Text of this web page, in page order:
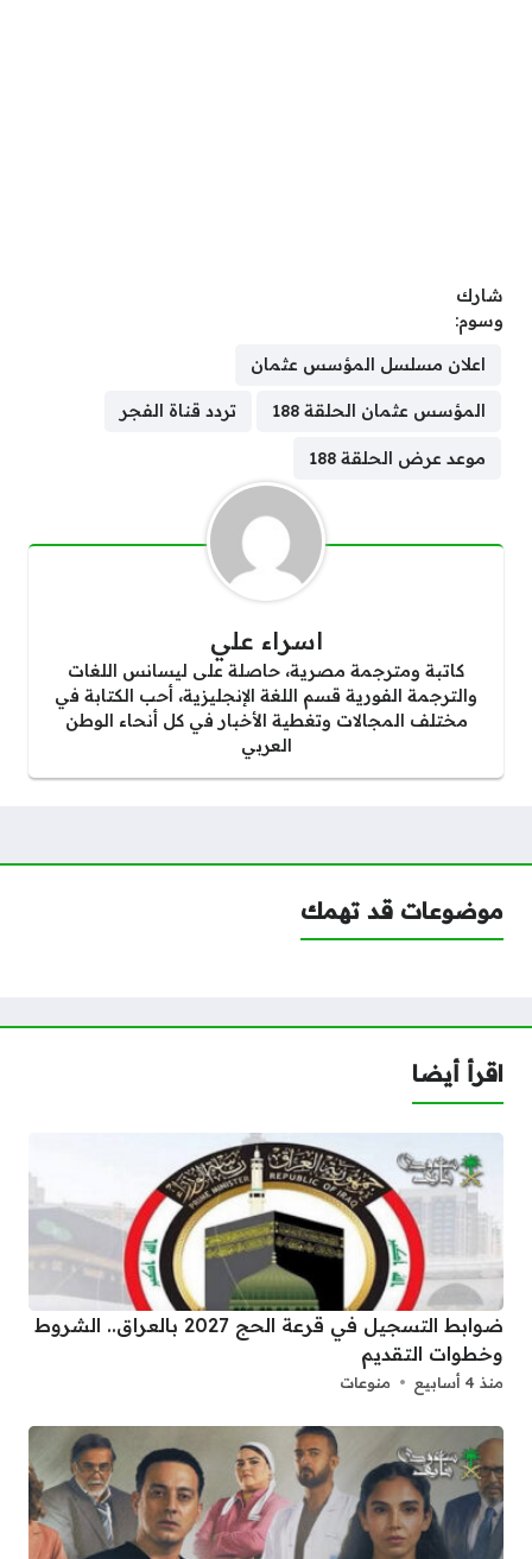
شارك
وسوم:
اعلان مسلسل المؤسس عثمان
المؤسس عثمان الحلقة 188 تردد قناة الفجر
موعد عرض الحلقة 188
اسراء علي
كاتبة ومترجمة مصرية، حاصلة على ليسانس اللغات
والترجمة الفورية قسم اللغة الإنجليزية، أحب الكتابة في
مختلف المجالات وتغطية الأخبار في كل أنحاء الوطن
العربي
موضوعات قد تهمك
اقرأ أيضا
ضوابط التسجيل في قرعة الحج 2027 بالعراق.. الشروط
وخطوات التقديم
منذ 4 أسابيع منوعات